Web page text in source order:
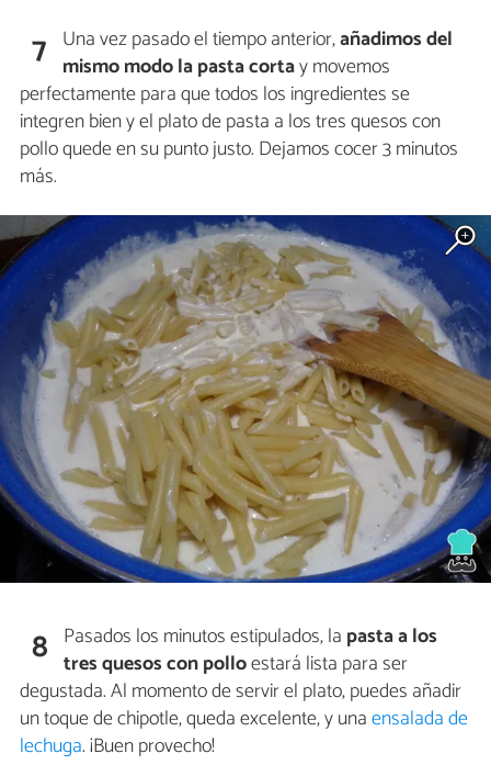
7 Una vez pasado el tiempo anterior,añadimos del
mismo modo la pasta cortay movemos
perfectamente para que todos los ingredientes se
integren bien y el plato de pasta a los tres quesos con
pollo quede en su punto justo. Dejamos cocer 3 minutos
más.
8 Pasados los minutos estipulados, la pasta a los
tres quesos con polloestará lista para ser
degustada. Al momento de servir el plato, puedes añadir
un toque de chipotle, queda excelente, y unaensalada de
lechuga. ¡Buen provecho!